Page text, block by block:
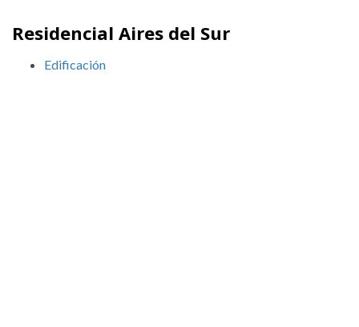
Residencial Aires del Sur
Edificación